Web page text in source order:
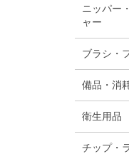
ニッパー
ャー
ブラシ・
備品・消
衛生用品
チップ・